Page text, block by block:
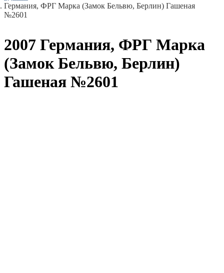
Германия, ФРГ Марка (Замок Бельвю, Берлин) Гашеная
№2601
2007 Германия, ФРГ Марка
(Замок Бельвю, Берлин)
Гашеная №2601